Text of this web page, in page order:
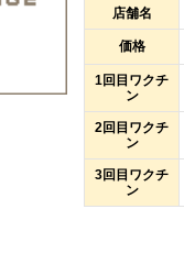
店舗名
価格
1回目ワクチ
ン
2回目ワクチ
ン
3回目ワクチ
ン